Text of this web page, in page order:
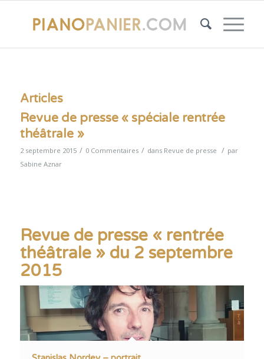
Articles
Revue de presse « spéciale rentrée
théâtrale »
2 septembre 2015 / 0 Commentaires / dans Revue de presse / par
Sabine Aznar
Revue de presse « rentrée
théâtrale » du 2 septembre
2015